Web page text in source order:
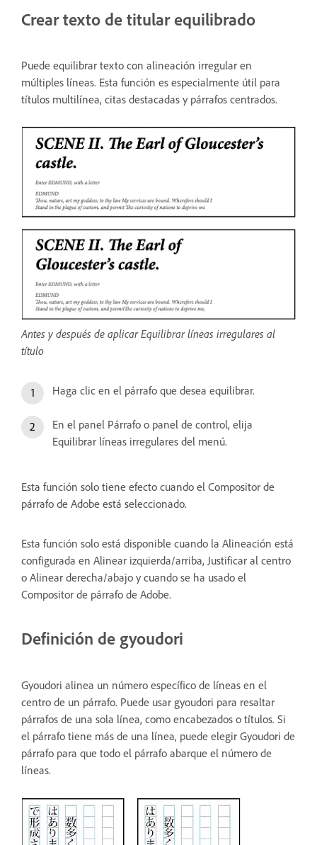
Crear texto de titular equilibrado
Puede equilibrar texto con alineación irregular en
múltiples líneas. Esta función es especialmente útil para
títulos multilínea, citas destacadas y párrafos centrados.
Antes y después de aplicar Equilibrar líneas irregulares al
título
Haga clic en el párrafo que desea equilibrar.
En el panel Párrafo o panel de control, elija
Equilibrar líneas irregulares del menú.
Esta función solo tiene efecto cuando el Compositor de
párrafo de Adobe está seleccionado.
Esta función solo está disponible cuando la Alineación está
configurada en Alinear izquierda/arriba, Justificar al centro
o Alinear derecha/abajo y cuando se ha usado el
Compositor de párrafo de Adobe.
Definición de gyoudori
Gyoudori alinea un número específico de líneas en el
centro de un párrafo. Puede usar gyoudori para resaltar
párrafos de una sola línea, como encabezados o títulos. Si
el párrafo tiene más de una línea, puede elegir Gyoudori de
párrafo para que todo el párrafo abarque el número de
líneas.